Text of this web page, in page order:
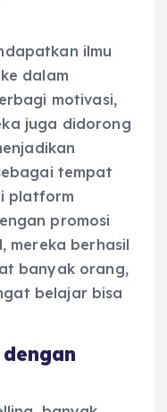
ilmu
dalam
motivasi,
juga didorong
tempat
platform
promosi
mereka berhasil
banyak orang,
belajar bisa